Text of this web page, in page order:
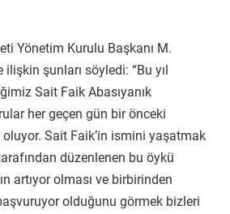
Yönetim Kurulu Başkanı M.
şunları söyledi: “Bu yıl
Sait Faik Abasıyanık
her geçen gün bir önceki
Sait Faik’in ismini yaşatmak
düzenlenen bu öykü
artıyor olması ve birbirinden
olduğunu görmek bizleri